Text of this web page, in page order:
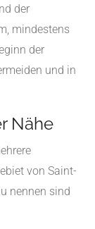
der
mindestens
der
und in
Nähe
von Saint-
nennen sind